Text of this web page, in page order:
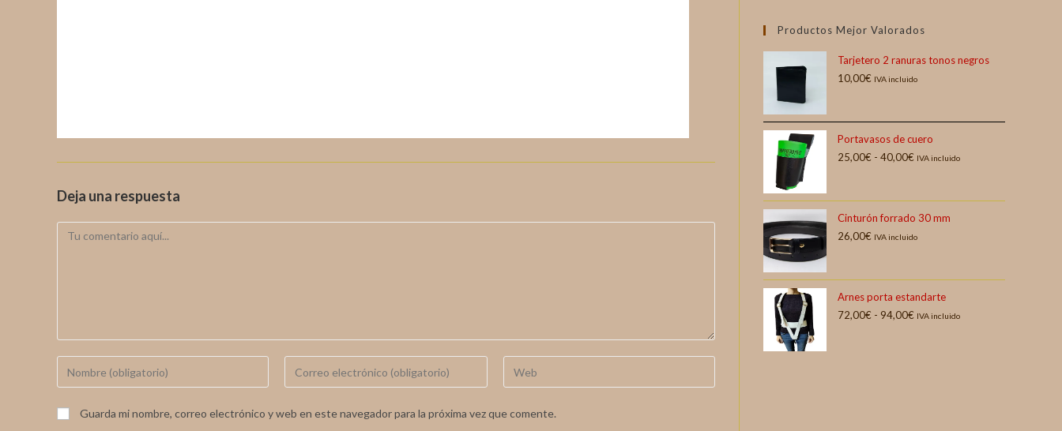
Deja una respuesta
Guarda mi nombre, correo electrónico y web en este navegador para la próxima vez que comente.
Productos Mejor Valorados
Tarjetero 2 ranuras tonos negros
10,00€ IVA incluido
Portavasos de cuero
25,00€ - 40,00€ IVA incluido
Cinturón forrado 30 mm
26,00€ IVA incluido
Arnes porta estandarte
72,00€ - 94,00€ IVA incluido